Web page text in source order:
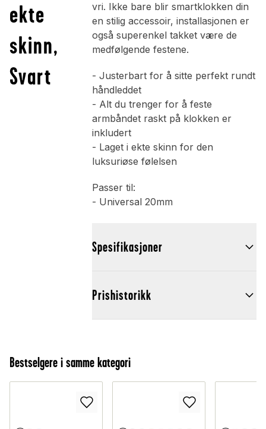
ekte
skinn,
Svart
vri. Ikke bare blir smartklokken din
en stilig accessoir, installasjonen er
også superenkel takket være de
medfølgende festene.
- Justerbart for å sitte perfekt rundt
håndleddet
- Alt du trenger for å feste
armbåndet raskt på klokken er
inkludert
- Laget i ekte skinn for den
luksuriøse følelsen
Passer til:
- Universal 20mm
Spesifikasjoner
Prishistorikk
Bestselgere i samme kategori